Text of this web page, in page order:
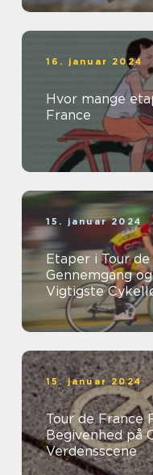
16. januar 2024
Hvor mange
France
15. januar 2024
Etaper i Tour
Gennemgang
Vigtigste
15. januar 2024
Tour de France
Begivenhed på
Verdensscene